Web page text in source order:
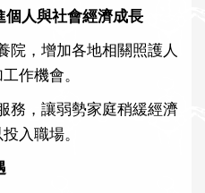
個人與社會經濟成長
院，增加各地相關照護人
作機會。
務，讓弱勢家庭稍緩經濟
入職場。